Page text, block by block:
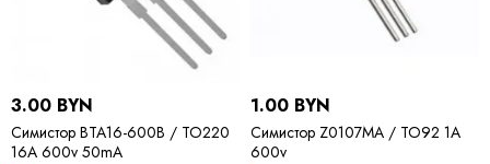
3.00 BYN
Симистор BTA16-600B / TO220
16A 600v 50mA
1.00 BYN
Симистор Z0107MA / TO92 1А
600v